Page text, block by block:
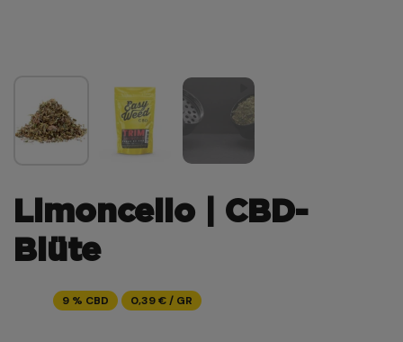
Limoncello | CBD-
Blüte
9 % CBD 0,39 € / GR